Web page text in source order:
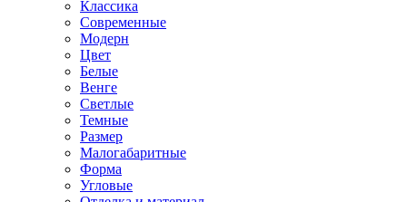
Классика
Современные
Модерн
Цвет
Белые
Венге
Светлые
Темные
Размер
Малогабаритные
Форма
Угловые